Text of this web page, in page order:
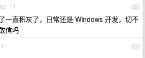
26
11
一直积灰了，日常还是 Windows 开发，切不
信吗
27